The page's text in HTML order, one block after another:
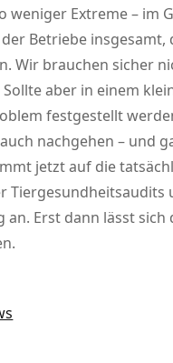
weniger Extreme – im
Betriebe insgesamt,
Wir brauchen sicher
aber in einem
festgestellt
nachgehen – und
jetzt auf die
Tiergesundheitsaudits
Erst dann lässt sich